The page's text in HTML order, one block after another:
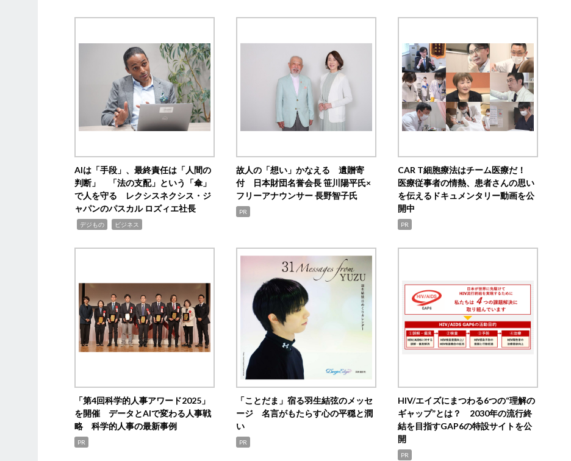
AIは「手段」、最終責任は「人間の
判断」 「法の支配」という「傘」
で人を守る レクシスネクシス・ジ
ャパンのパスカル ロズィエ社長
デジもの ビジネス
故人の「想い」かなえる 遺贈寄
付 日本財団名誉会長 笹川陽平氏×
フリーアナウンサー 長野智子氏
PR
CAR T細胞療法はチーム医療だ！
医療従事者の情熱、患者さんの思い
を伝えるドキュメンタリー動画を公
開中
PR
「第4回科学的人事アワード2025」
を開催 データとAIで変わる人事戦
略 科学的人事の最新事例
PR
「ことだま」宿る羽生結弦のメッセ
ージ 名言がもたらす心の平穏と潤
い
PR
HIV/エイズにまつわる6つの“理解の
ギャップ”とは？ 2030年の流行終
結を目指すGAP6の特設サイトを公
開
PR